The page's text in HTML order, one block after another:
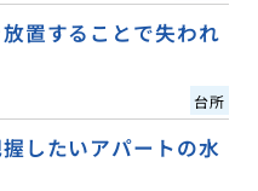
置することで失われ
台所
したいアパートの水